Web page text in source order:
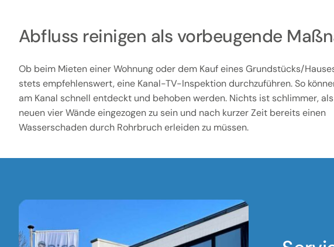
Abfluss reinigen als vorbeugende
Ob beim Mieten einer Wohnung oder dem Kauf eines Grundstücks/
stets empfehlenswert, eine Kanal-TV-Inspektion durchzuführen. So
am Kanal schnell entdeckt und behoben werden. Nichts ist schlimmer,
neuen vier Wände eingezogen zu sein und nach kurzer Zeit bereits einen
Wasserschaden durch Rohrbruch erleiden zu müssen.